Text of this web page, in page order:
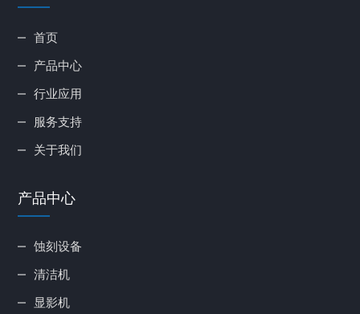
首页
产品中心
行业应用
服务支持
关于我们
产品中心
蚀刻设备
清洁机
显影机